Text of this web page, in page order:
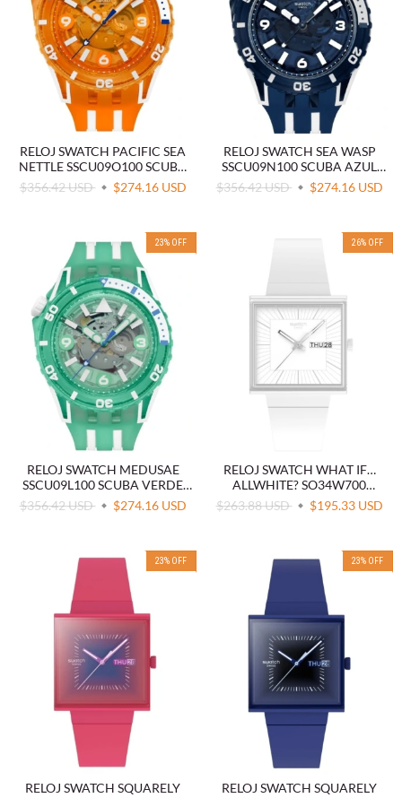
RELOJ SWATCH PACIFIC SEA
NETTLE SSCU09O100 SCUBA
NARANJA
$356.42 USD $274.16 USD
RELOJ SWATCH SEA WASP
SSCU09N100 SCUBA AZUL
MARINO
$356.42 USD $274.16 USD
23% OFF
RELOJ SWATCH MEDUSAE
SSCU09L100 SCUBA VERDE
TURQUESA
$356.42 USD $274.16 USD
26% OFF
RELOJ SWATCH WHAT IF…
ALLWHITE? SO34W700
BIOCERAMIC BLANCO
$263.88 USD $195.33 USD
23% OFF
RELOJ SWATCH SQUARELY
23% OFF
RELOJ SWATCH SQUARELY